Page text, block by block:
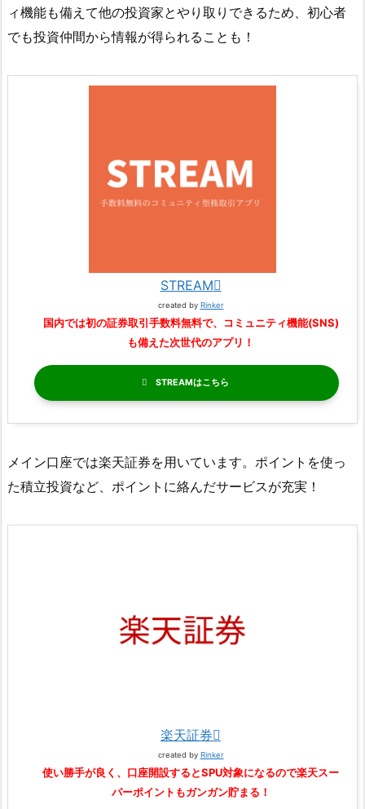
ィ機能も備えて他の投資家とやり取りできるため、初心者
でも投資仲間から情報が得られることも！
STREAM
created by Rinker
国内では初の証券取引手数料無料で、コミュニティ機能(SNS)
も備えた次世代のアプリ！
STREAM
メイン口座では楽天証券を用いています。ポイントを使っ
た積立投資など、ポイントに絡んだサービスが充実！
楽天証券
created by Rinker
使い勝手が良く、口座開設するとSPU対象になるので楽天スー
パーポイントもガンガン貯まる！